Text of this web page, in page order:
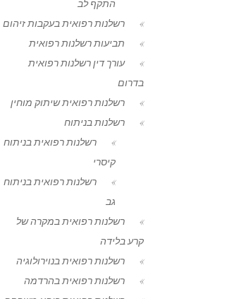
התקף לב
רשלנות רפואית בעקבות זיהום
תביעות רשלנות רפואית
עורך דין רשלנות רפואית
בדרום
רשלנות רפואית שיתוק מוחין
רשלנות בניתוח
רשלנות רפואית בניתוח
קיסרי
רשלנות רפואית בניתוח
גב
רשלנות רפואית במקרה של
קרע בלידה
רשלנות רפואית בנוירולוגיה
רשלנות רפואית בהרדמה